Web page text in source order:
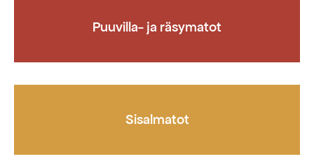
Puuvilla- ja räsymatot
Sisalmatot